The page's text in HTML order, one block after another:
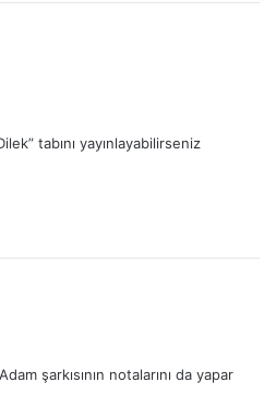
tabını yayınlayabilirseniz
şarkısının notalarını da yapar